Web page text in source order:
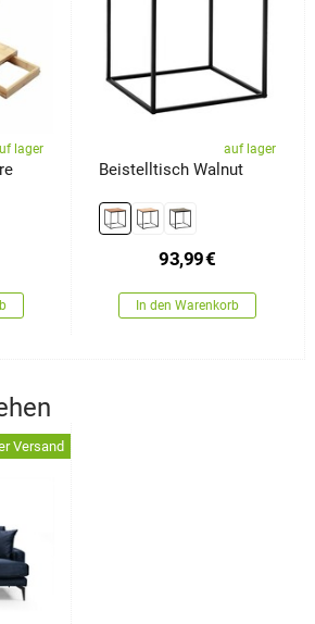
lager auf lager
Beistelltisch Walnut
93,99€
In den Warenkorb
Versand